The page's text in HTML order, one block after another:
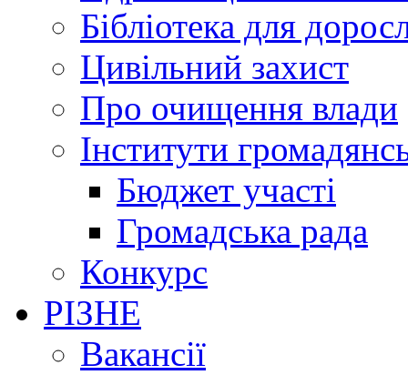
Бібліотека для
Цивільний захист
Про очищення влади
Інститути
Бюджет участі
Громадська рада
Конкурс
РІЗНЕ
Вакансії